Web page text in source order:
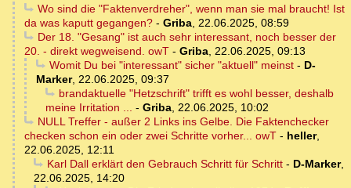
Wo sind die "Faktenverdreher", wenn man sie mal braucht! Ist
da was kaputt gegangen? - Griba, 22.06.2025, 08:59
Der 18. "Gesang" ist auch sehr interessant, noch besser der
20. - direkt wegweisend. owT - Griba, 22.06.2025, 09:13
Womit Du bei "interessant" sicher "aktuell" meinst- D-
Marker, 22.06.2025, 09:37
brandaktuelle "Hetzschrift" trifft es wohl besser, deshalb
meine Irritation ... - Griba, 22.06.2025, 10:02
NULL Treffer - außer 2 Links ins Gelbe. Die Faktenchecker
checken schon ein oder zwei Schritte vorher... owT - heller,
22.06.2025, 12:11
Karl Dall erklärt den Gebrauch Schritt für Schritt- D-Marker,
22.06.2025, 14:20